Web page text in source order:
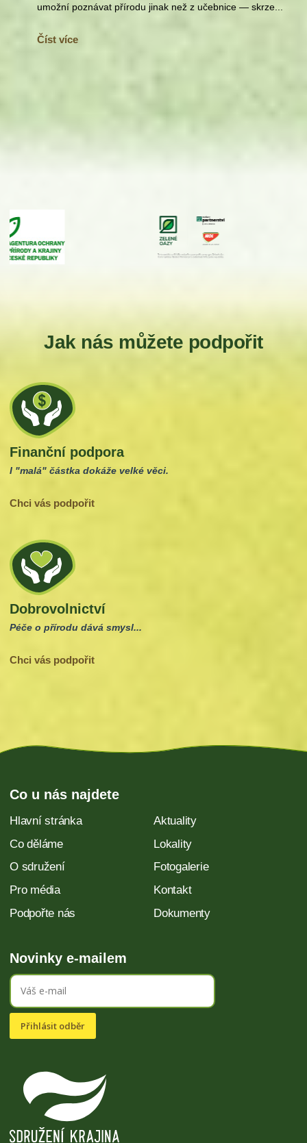
umožní poznávat přírodu jinak než z učebnice — skrze...
Číst více
Jak nás můžete podpořit
Finanční podpora
I "malá" částka dokáže velké věci.
Chci vás podpořit
Dobrovolnictví
Péče o přírodu dává smysl...
Chci vás podpořit
Co u nás najdete
Hlavní stránka
Aktuality
Co děláme
Lokality
O sdružení
Fotogalerie
Pro média
Kontakt
Podpořte nás
Dokumenty
Novinky e-mailem
Přihlásit odběr